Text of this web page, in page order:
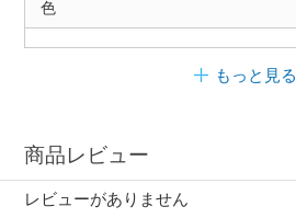
色
もっと見る
商品レビュー
レビューがありません